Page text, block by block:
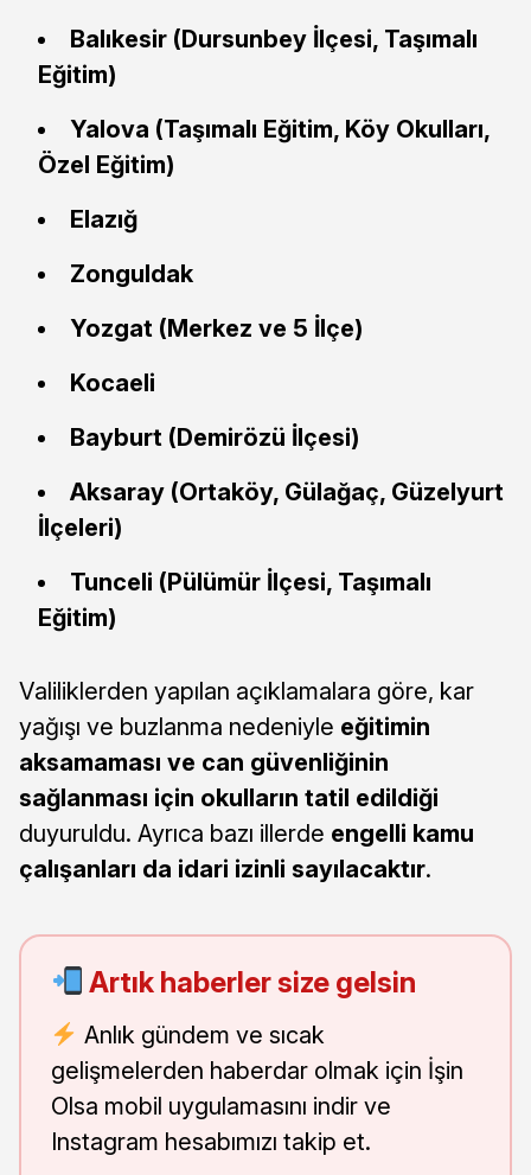
Balıkesir (Dursunbey İlçesi, Taşımalı
Eğitim)
Yalova (Taşımalı Eğitim, Köy Okulları,
Özel Eğitim)
Elazığ
Zonguldak
Yozgat (Merkez ve 5 İlçe)
Kocaeli
Bayburt (Demirözü İlçesi)
Aksaray (Ortaköy, Gülağaç, Güzelyurt
İlçeleri)
Tunceli (Pülümür İlçesi, Taşımalı
Eğitim)
Valiliklerden yapılan açıklamalara göre, kar
yağışı ve buzlanma nedeniyle eğitimin
aksamaması ve can güvenliğinin
sağlanması için okulların tatil edildiği
duyuruldu. Ayrıca bazı illerde engelli kamu
çalışanları da idari izinli sayılacaktır.
Artık haberler size gelsin
Anlık gündem ve sıcak
gelişmelerden haberdar olmak için İşin
Olsa mobil uygulamasını indir ve
Instagram hesabımızı takip et.